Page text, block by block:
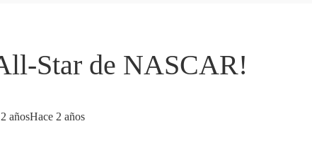
Star de NASCAR!
añosHace 2 años